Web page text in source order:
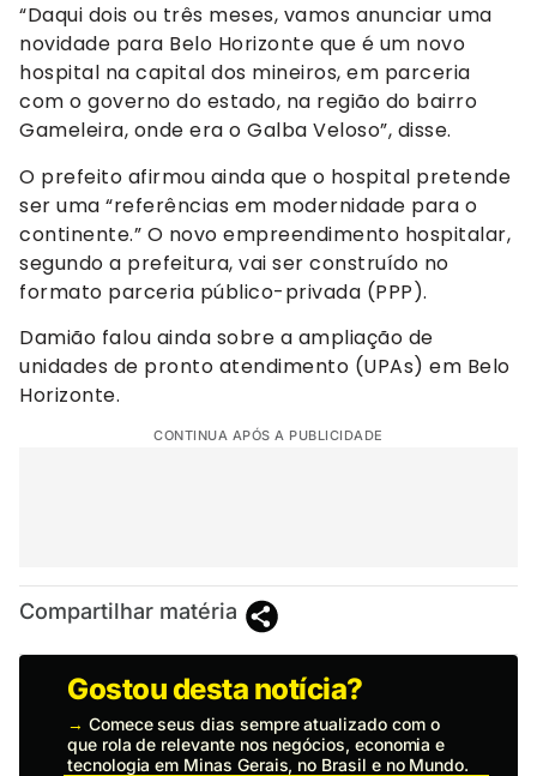
“Daqui dois ou três meses, vamos anunciar uma
novidade para Belo Horizonte que é um novo
hospital na capital dos mineiros, em parceria
com o governo do estado, na região do bairro
Gameleira, onde era o Galba Veloso”, disse.
O prefeito afirmou ainda que o hospital pretende
ser uma “referências em modernidade para o
continente.” O novo empreendimento hospitalar,
segundo a prefeitura, vai ser construído no
formato parceria público-privada (PPP).
Damião falou ainda sobre a ampliação de
unidades de pronto atendimento (UPAs) em Belo
Horizonte.
CONTINUA APÓS A PUBLICIDADE
Compartilhar matéria
Gostou desta notícia?
→ Comece seus dias sempre atualizado com o
que rola de relevante nos negócios, economia e
tecnologia em Minas Gerais, no Brasil e no Mundo.